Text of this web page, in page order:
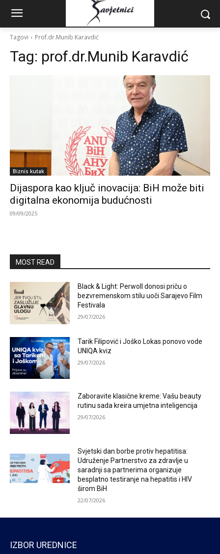
Tagovi Prof.dr.Munib Karavdić
Tag: prof.dr.Munib Karavdić
Biznis kutak
Dijaspora kao ključ inovacija: BiH može biti
digitalna ekonomija budućnosti
09/09/2025
MOST READ
Black & Light: Perwoll donosi priču o
bezvremenskom stilu uoči Sarajevo Film
Festivala
29/07/2026
Tarik Filipović i Joško Lokas ponovo vode
UNIQA kviz
29/07/2026
Zaboravite klasične kreme: Vašu beauty
rutinu sada kreira umjetna inteligencija
29/07/2026
Svjetski dan borbe protiv hepatitisa:
Udruženje Partnerstvo za zdravlje u
saradnji sa partnerima organizuje
besplatno testiranje na hepatitis i HIV
širom BiH
22/07/2026
IZBOR UREDNICE